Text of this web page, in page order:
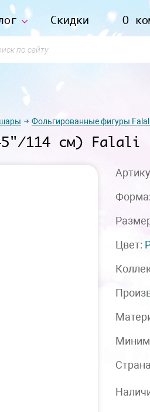
Скидки О
сайту
Фольгированные фигуры
114 см) Falali
Форма:
Цвет: